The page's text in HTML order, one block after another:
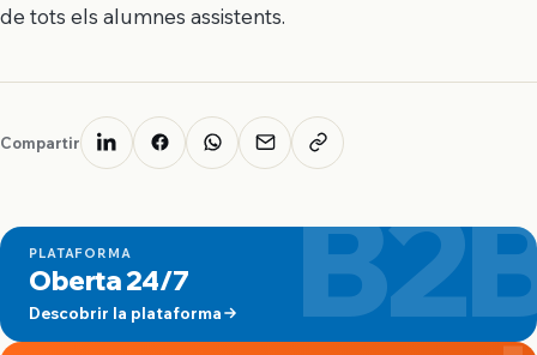
de tots els alumnes assistents.
Compartir
PLATAFORMA
Oberta 24/7
Descobrir la plataforma